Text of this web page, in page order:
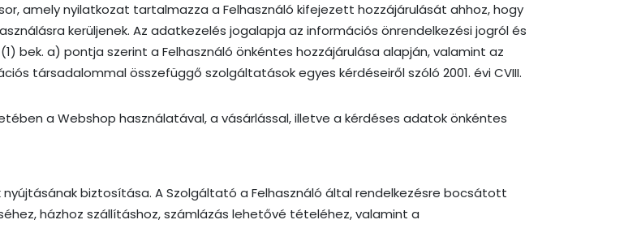
amely nyilatkozat tartalmazza a Felhasználó kifejezett hozzájárulását ahhoz, hogy
kerüljenek. Az adatkezelés jogalapja az információs önrendelkezési jogról és
bek. a) pontja szerint a Felhasználó önkéntes hozzájárulása alapján, valamint az
társadalommal összefüggő szolgáltatások egyes kérdéseiről szóló 2001. évi CVIII.
a Webshop használatával, a vásárlással, illetve a kérdéses adatok önkéntes
biztosítása. A Szolgáltató a Felhasználó által rendelkezésre bocsátott
házhoz szállításhoz, számlázás lehetővé tételéhez, valamint a